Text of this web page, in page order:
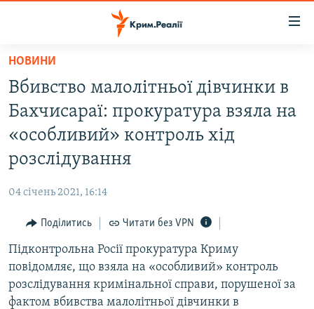
Перейти
основного
матеріалу
Перейти
до
основної
Перейти
пошуку
НОВИНИ
ВІДЕО ТА ФОТО
ПОЛІТИКА
ІНТЕРВ'Ю
ВСЕ ЗА ДЕНЬ
СПЕЦПРОЕКТИ
ДЕПОРТАЦІЯ
ЯК ОБІЙТИ БЛОКУВАННЯ
НОВИНИ
Вбивство малолітньої дівчинки в
Бахчисараї: прокуратура взяла на
«особливий» контроль хід
розслідування
04 січень 2021, 16:14
Поділитись Читати без VPN
Підконтрольна Росії прокуратура Криму
повідомляє, що взяла на «особливий» контроль
розслідування кримінальної справи, порушеної за
фактом вбивства малолітньої дівчинки в